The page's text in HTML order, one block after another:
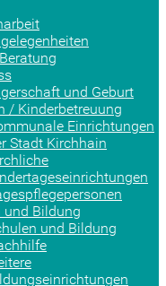
und Geburt
/ Kinderbetreuung
Einrichtungen
Stadt Kirchhain
und Bildung
und Bildung